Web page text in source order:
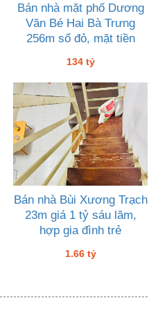
Bán nhà mặt phố Dương
Văn Bé Hai Bà Trưng
256m sổ đỏ, mặt tiền
134 tỷ
134 tỷ
Bán nhà Bùi Xương Trạch
23m giá 1 tỷ sáu lăm,
hợp gia đình trẻ
1.66 tỷ